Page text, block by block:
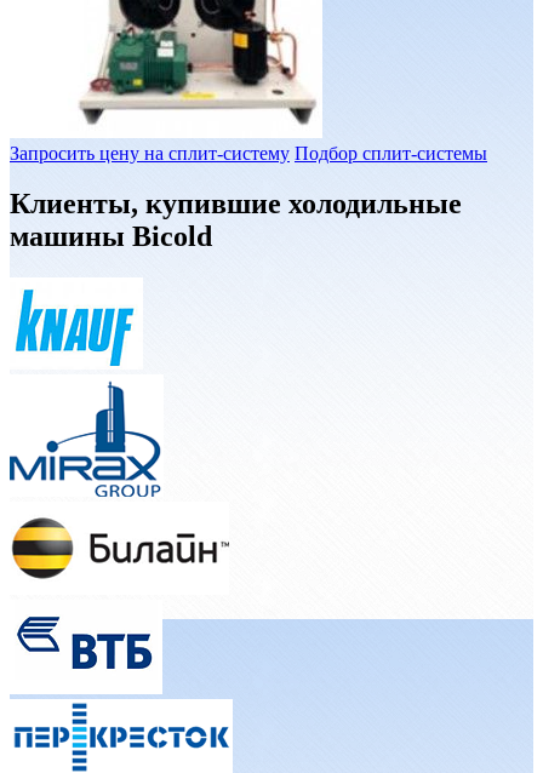
Запросить цену на сплит-систему Подбор сплит-системы
Клиенты, купившие холодильные
машины Bicold